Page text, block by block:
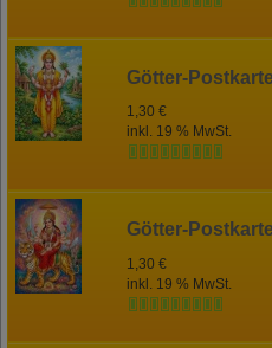
Götter-
1,30 €
inkl. 19 % MwSt.
Götter-
1,30 €
inkl. 19 % MwSt.